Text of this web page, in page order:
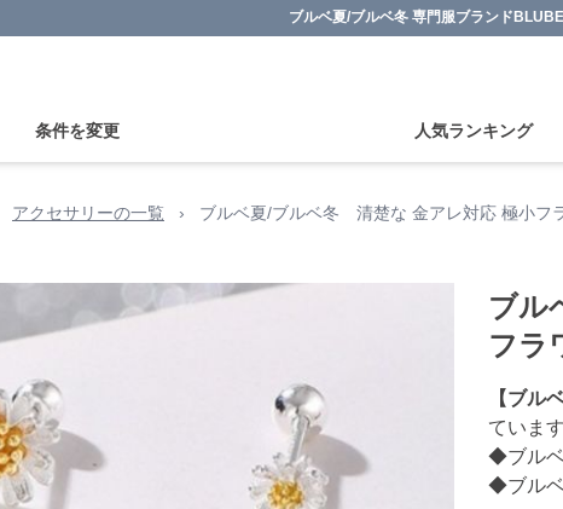
ブルベ夏/ブルベ冬 専門服ブランド
条件を変更 人気ランキング
アクセサリーの一覧 › ブルベ夏/ブルベ冬 清楚な 金アレ対応 極小フ
ブル
フラ
【ブル
ています
◆ブル
◆ブル